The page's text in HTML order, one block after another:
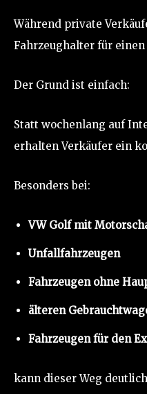
Während private
Fahrzeughalter für
Der Grund ist einfach:
Statt wochenlang auf
erhalten Verkäufer ein
Besonders bei:
VW Golf mit
Unfallfahrzeugen
Fahrzeugen ohne
älteren
Fahrzeugen für den
kann dieser Weg